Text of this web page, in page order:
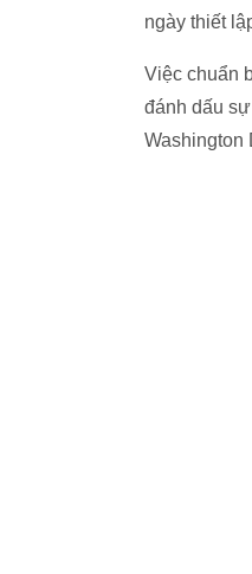
ngày thiết
Việc chuẩn
đánh dấu
Washington